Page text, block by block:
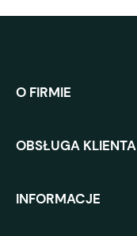
O FIRMIE
OBSŁUGA KLIENTA
INFORMACJE